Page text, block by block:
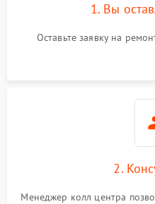
1. Вы
Оставьте заявку на
2.
Менеджер колл центра